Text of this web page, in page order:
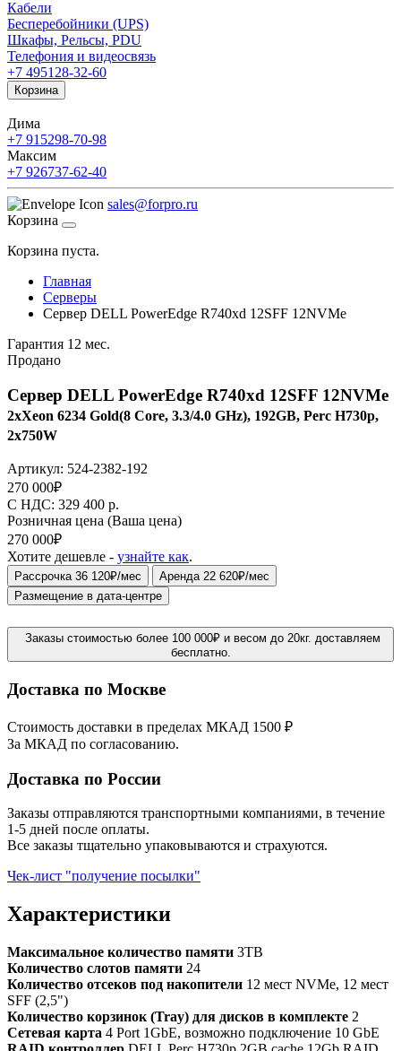
Кабели
Бесперебойники (UPS)
Шкафы, Рельсы, PDU
Телефония и видеосвязь
+7 495128-32-60
Корзина
Дима
+7 915298-70-98
Максим
+7 926737-62-40
sales@forpro.ru
Корзина
Корзина пуста.
Главная
Серверы
Сервер DELL PowerEdge R740xd 12SFF 12NVMe
Гарантия 12 мес.
Продано
Сервер DELL PowerEdge R740xd 12SFF 12NVMe
2xXeon 6234 Gold(8 Core, 3.3/4.0 GHz), 192GB, Perc H730p,
2x750W
Артикул: 524-2382-192
270 000₽
C НДС: 329 400 р.
Розничная цена (Ваша цена)
270 000₽
Хотите дешевле - узнайте как.
Рассрочка 36 120₽/мес
Аренда 22 620₽/мес
Размещение в дата-центре
Заказы стоимостью более 100 000₽ и весом до 20кг. доставляем
бесплатно.
Доставка по Москве
Стоимость доставки в пределах МКАД 1500 ₽
За МКАД по согласованию.
Доставка по России
Заказы отправляются транспортными компаниями, в течение
1-5 дней после оплаты.
Все заказы тщательно упаковываются и страхуются.
Чек-лист "получение посылки"
Характеристики
Максимальное количество памяти 3TB
Количество слотов памяти 24
Количество отсеков под накопители 12 мест NVMe, 12 мест
SFF (2,5")
Количество корзинок (Tray) для дисков в комплекте 2
Сетевая карта 4 Port 1GbE, возможно подключение 10 GbE